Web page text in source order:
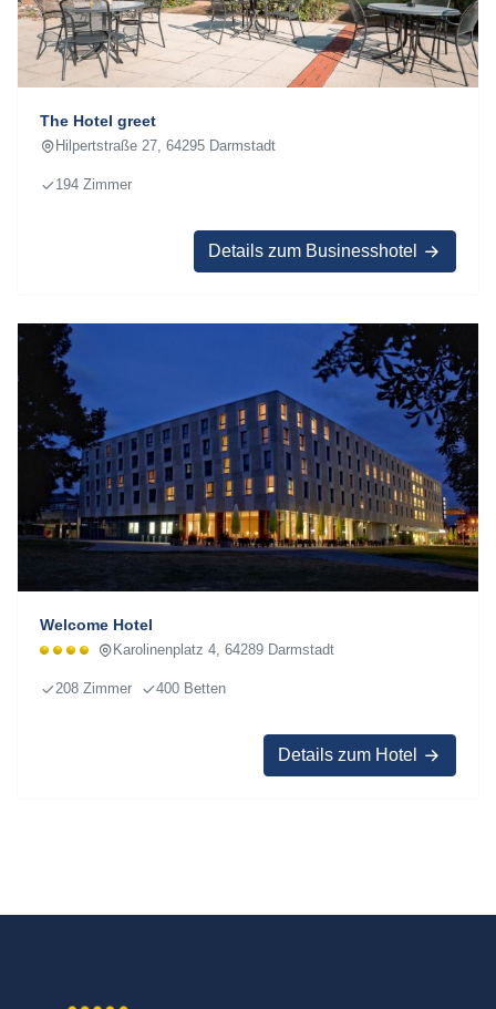
The Hotel greet
Hilpertstraße 27, 64295 Darmstadt
194 Zimmer
Details zum Businesshotel
Welcome Hotel
Karolinenplatz 4, 64289 Darmstadt
208 Zimmer 400 Betten
Details zum Hotel